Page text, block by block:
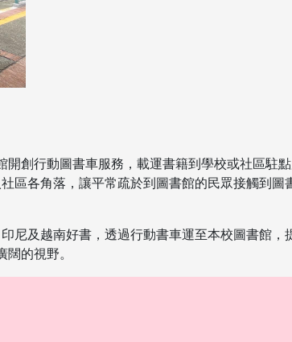
創行動圖書車服務，載運書籍到學校或社區駐
區各角落，讓平常疏於到圖書館的民眾接觸到圖
尼及越南好書，透過行動書車運至本校圖書館，
的視野。